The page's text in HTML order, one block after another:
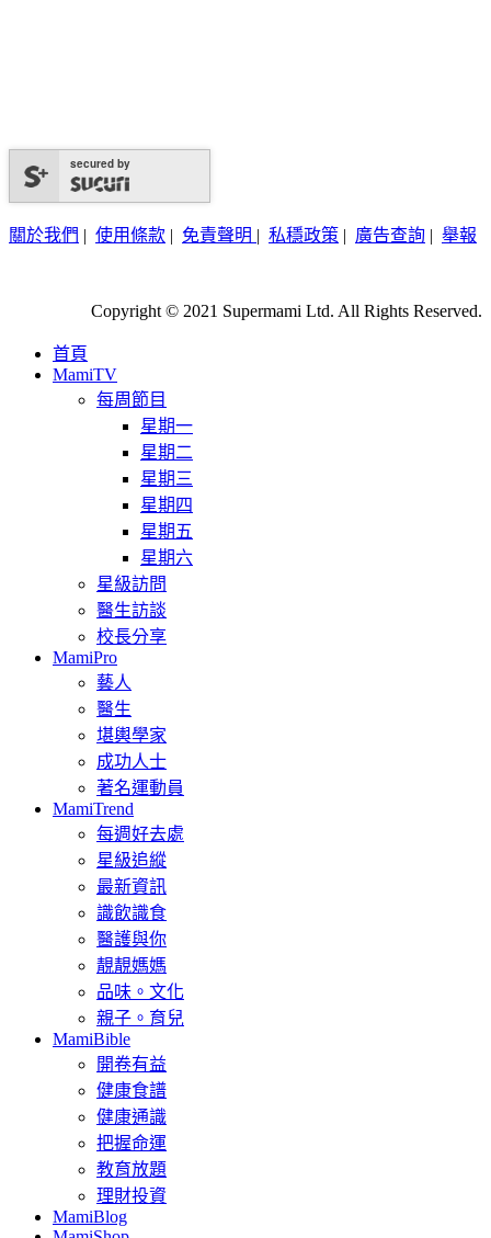
secured by
關於我們 | 使用條款 | 免責聲明 | 私穩政策 | 廣告查詢 | 舉報
Copyright © 2021 Supermami Ltd. All Rights Reserved.
首頁
MamiTV
每周節目
星期一
星期二
星期三
星期四
星期五
星期六
星級訪問
醫生訪談
校長分享
MamiPro
藝人
醫生
堪輿學家
成功人士
著名運動員
MamiTrend
每週好去處
星級追縱
最新資訊
識飲識食
醫護與你
靚靚媽媽
品味。文化
親子。育兒
MamiBible
開卷有益
健康食譜
健康通識
把握命運
教育放題
理財投資
MamiBlog